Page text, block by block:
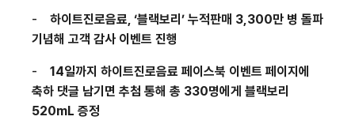
- 하이트진로음료, ‘블랙보리’ 누적판매 3,300만 병 돌파
기념해 고객 감사 이벤트 진행
- 14일까지 하이트진로음료 페이스북 이벤트 페이지에
축하 댓글 남기면 추첨 통해 총 330명에게 블랙보리
520mL 증정